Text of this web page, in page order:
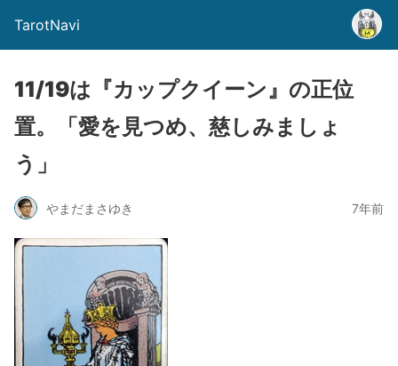
TarotNavi
11/19は『カップクイーン』の正位
置。「愛を見つめ、慈しみましょ
う」
やまだまさゆき 7年前